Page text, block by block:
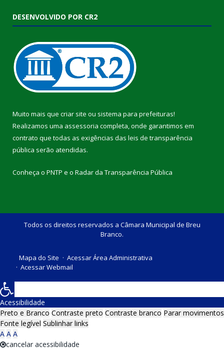
DESENVOLVIDO POR CR2
Muito mais que criar site ou sistema para prefeituras!
Realizamos uma assessoria completa, onde garantimos em
contrato que todas as exigências das leis de transparência
pública serão atendidas.
Conheça o PNTP e o Radar da Transparência Pública
Todos os direitos reservados a Câmara Municipal de Breu
Branco.
Mapa do Site
Acessar Área Administrativa
Acessar Webmail
Acessibilidade
Preto e Branco Contraste preto Contraste branco Parar movimentos
Fonte legível Sublinhar links
A A A
cancelar acessibilidade